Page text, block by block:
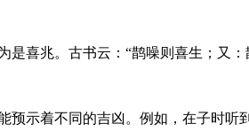
是喜兆。古书云：“鹊噪则喜生；又
预示着不同的吉凶。例如，在子时